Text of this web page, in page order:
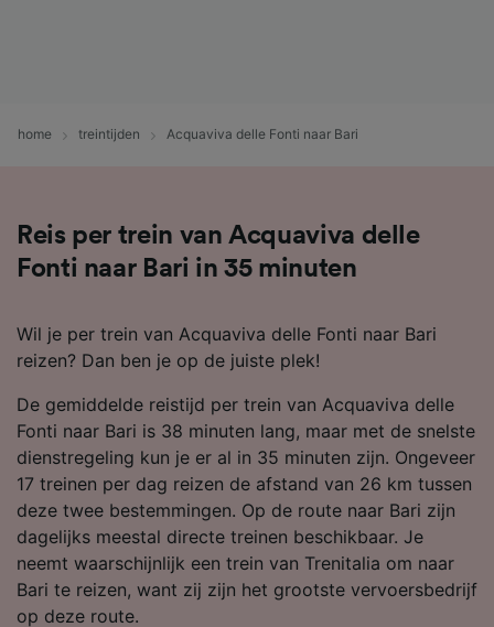
home treintijden Acquaviva delle Fonti naar Bari
Reis per trein van Acquaviva delle
Fonti naar Bari in 35 minuten
Wil je per trein van Acquaviva delle Fonti naar Bari
reizen? Dan ben je op de juiste plek!
De gemiddelde reistijd per trein van Acquaviva delle
Fonti naar Bari is 38 minuten lang, maar met de snelste
dienstregeling kun je er al in 35 minuten zijn. Ongeveer
17 treinen per dag reizen de afstand van 26 km tussen
deze twee bestemmingen. Op de route naar Bari zijn
dagelijks meestal directe treinen beschikbaar. Je
neemt waarschijnlijk een trein van Trenitalia om naar
Bari te reizen, want zij zijn het grootste vervoersbedrijf
op deze route.